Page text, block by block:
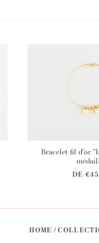
Bracelet fil d'or
DE
HOME /